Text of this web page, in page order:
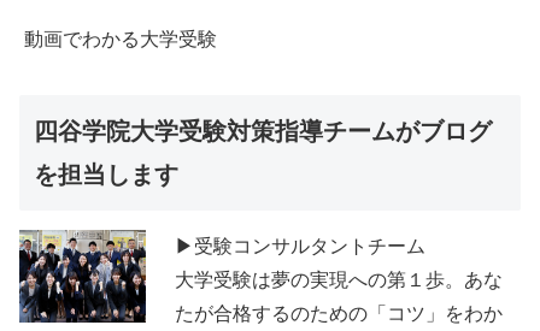
動画でわかる大学受験
四谷学院大学受験対策指導チームがブログ
を担当します
▶受験コンサルタントチーム
大学受験は夢の実現への第１歩。あな
たが合格するのための「コツ」をわか